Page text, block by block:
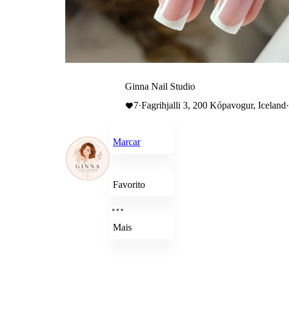
Ginna Nail Studio
7·Fagrihjalli 3, 200 Kópavogur, Iceland·
Marcar
Favorito
Mais